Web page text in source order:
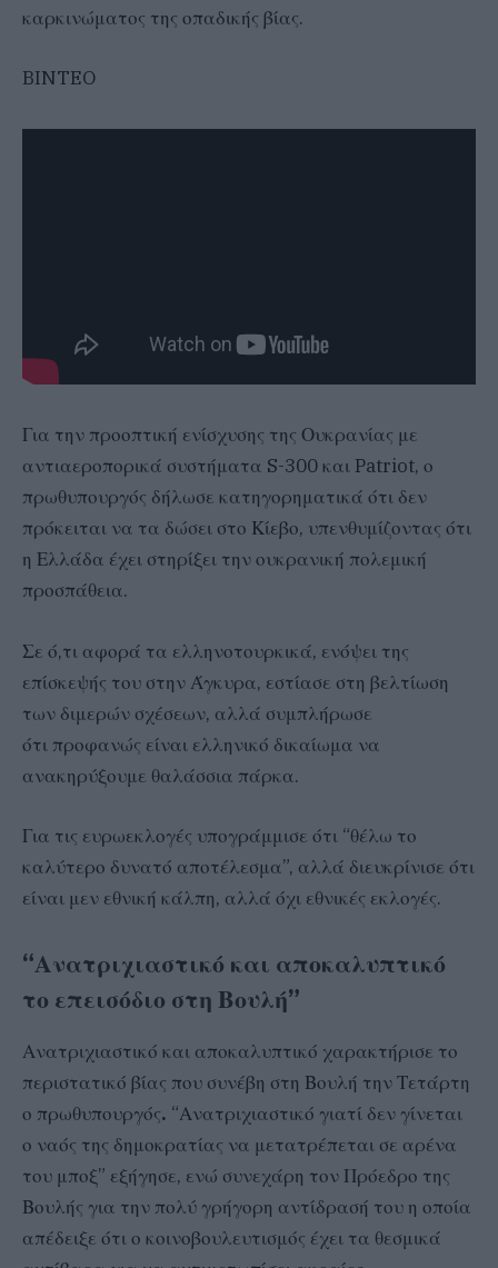
καρκινώματος της οπαδικής βίας.
BINTEO
Για την προοπτική ενίσχυσης της Ουκρανίας με
αντιαεροπορικά συστήματα S-300 και Patriot, ο
πρωθυπουργός δήλωσε κατηγορηματικά ότι δεν
πρόκειται να τα δώσει στο Κίεβο, υπενθυμίζοντας ότι
η Ελλάδα έχει στηρίξει την ουκρανική πολεμική
προσπάθεια.
Σε ό,τι αφορά τα ελληνοτουρκικά, ενόψει της
επίσκεψής του στην Άγκυρα, εστίασε στη βελτίωση
των διμερών σχέσεων, αλλά συμπλήρωσε
ότι προφανώς είναι ελληνικό δικαίωμα να
ανακηρύξουμε θαλάσσια πάρκα.
Για τις ευρωεκλογές υπογράμμισε ότι “θέλω το
καλύτερο δυνατό αποτέλεσμα”, αλλά διευκρίνισε ότι
είναι μεν εθνική κάλπη, αλλά όχι εθνικές εκλογές.
“Ανατριχιαστικό και αποκαλυπτικό
το επεισόδιο στη Βουλή”
Ανατριχιαστικό και αποκαλυπτικό χαρακτήρισε το
περιστατικό βίας που συνέβη στη Βουλή την Τετάρτη
ο πρωθυπουργός. “Ανατριχιαστικό γιατί δεν γίνεται
ο ναός της δημοκρατίας να μετατρέπεται σε αρένα
του μποξ” εξήγησε, ενώ συνεχάρη τον Πρόεδρο της
Βουλής για την πολύ γρήγορη αντίδρασή του η οποία
απέδειξε ότι ο κοινοβουλευτισμός έχει τα θεσμικά